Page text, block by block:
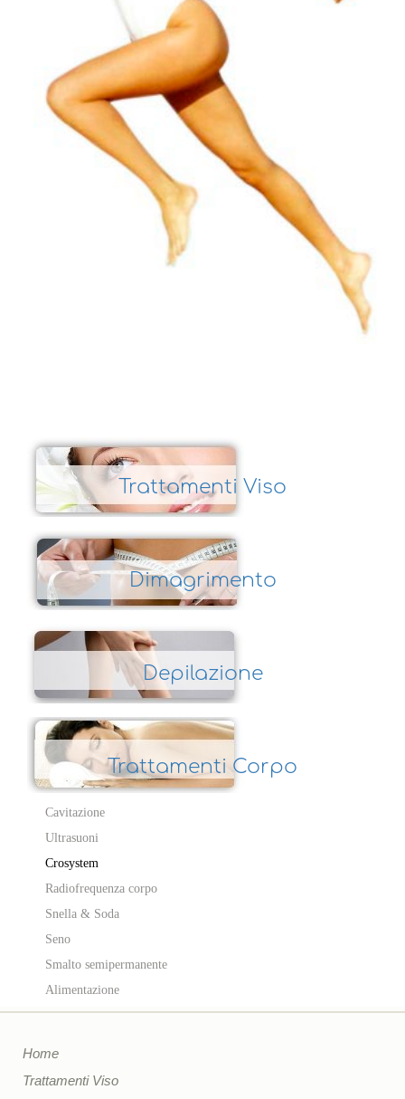
Trattamenti Viso
Dimagrimento
Depilazione
Trattamenti Corpo
Cavitazione
Ultrasuoni
Crosystem
Radiofrequenza corpo
Snella & Soda
Seno
Smalto semipermanente
Alimentazione
Home
Trattamenti Viso